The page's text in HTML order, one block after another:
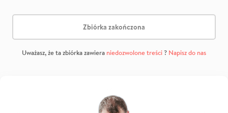
Zbiórka zakończona
Uważasz, że ta zbiórka zawiera niedozwolone treści? Napisz do nas